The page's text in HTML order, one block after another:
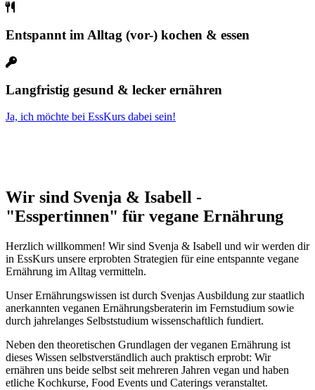
Entspannt im Alltag (vor-) kochen & essen
Langfristig gesund & lecker ernähren
Ja, ich möchte bei EssKurs dabei sein!
Wir sind Svenja & Isabell -
"Esspertinnen" für vegane Ernährung
Herzlich willkommen! Wir sind Svenja & Isabell und wir werden dir
in EssKurs unsere erprobten Strategien für eine entspannte vegane
Ernährung im Alltag vermitteln.
Unser Ernährungswissen ist durch Svenjas Ausbildung zur staatlich
anerkannten veganen Ernährungsberaterin im Fernstudium sowie
durch jahrelanges Selbststudium wissenschaftlich fundiert.
Neben den theoretischen Grundlagen der veganen Ernährung ist
dieses Wissen selbstverständlich auch praktisch erprobt: Wir
ernähren uns beide selbst seit mehreren Jahren vegan und haben
etliche Kochkurse, Food Events und Caterings veranstaltet.